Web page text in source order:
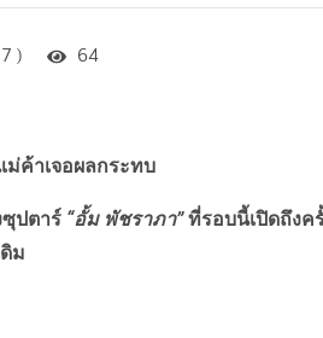
) 64
ม่ค้าเจอผลกระทบ
ปตาร์ “อั้ม พัชราภา”ที่รอบนี้เปิดถึงค
ม